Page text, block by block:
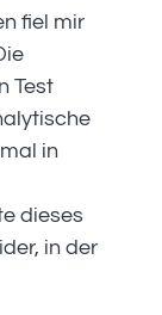
fiel mir
Test
in
dieses
in der